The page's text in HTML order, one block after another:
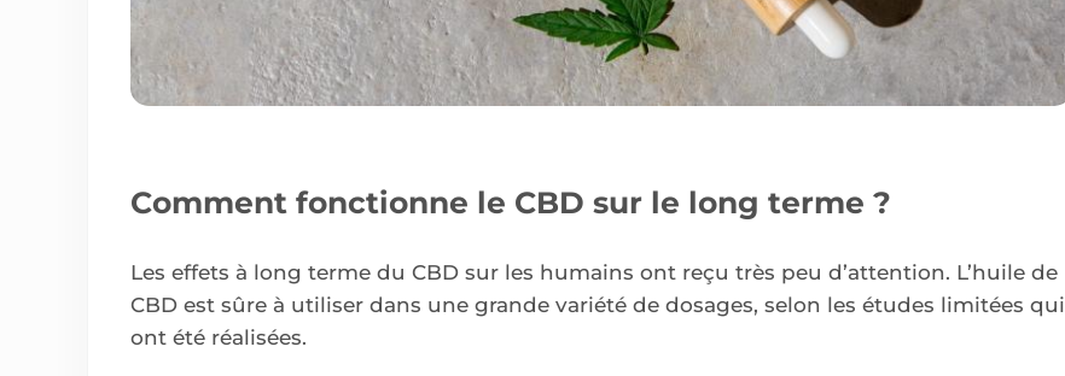
Comment fonctionne le CBD sur le long terme ?
Les effets à long terme du CBD sur les humains ont reçu très peu d’attention. L’huile de
CBD est sûre à utiliser dans une grande variété de dosages, selon les études limitées qui
ont été réalisées.